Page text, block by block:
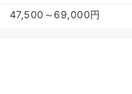
47,500～69,000円